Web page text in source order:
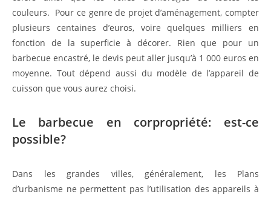
couleurs. Pour ce genre de projet d’aménagement, compter
plusieurs centaines d’euros, voire quelques milliers en
fonction de la superficie à décorer. Rien que pour un
barbecue encastré, le devis peut aller jusqu’à 1 000 euros en
moyenne. Tout dépend aussi du modèle de l’appareil de
cuisson que vous aurez choisi.
Le barbecue en corpropriété: est-ce
possible?
Dans les grandes villes, généralement, les Plans
d’urbanisme ne permettent pas l’utilisation des appareils à